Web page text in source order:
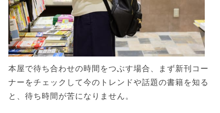
本屋で待ち合わせの時間をつぶす場合、まず新刊コー
ナーをチェックして今のトレンドや話題の書籍を知る
と、待ち時間が苦になりません。